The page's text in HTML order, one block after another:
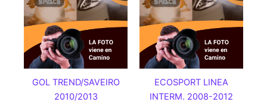
GOL TREND/SAVEIRO
2010/2013
ECOSPORT LINEA
INTERM. 2008-2012